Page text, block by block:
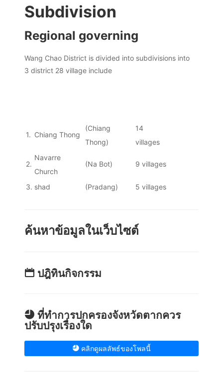
Subdivision
Regional governing
Wang Chao District is divided into subdivisions into
3 district 28 village include
1. Chiang Thong
(Chiang
Thong)
14
villages
2.
Navarre
Church
(Na Bot) 9 villages
3. shad (Pradang) 5 villages
ค้นหาข้อมูลในเว็บไซต์
ปฎิทินกิจกรรม
ที่ทำการปกครองจังหวัดตากควร
ปรับปรุงเรื่องใด
คลิกดูผลลัพธ์ของโพลนี้